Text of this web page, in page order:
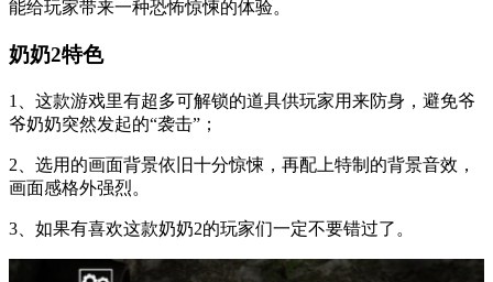
能给玩家带来一种恐怖惊悚的体验。
奶奶2特色
1、这款游戏里有超多可解锁的道具供玩家用来防身，避免爷
爷奶奶突然发起的“袭击”；
2、选用的画面背景依旧十分惊悚，再配上特制的背景音效，
画面感格外强烈。
3、如果有喜欢这款奶奶2的玩家们一定不要错过了。